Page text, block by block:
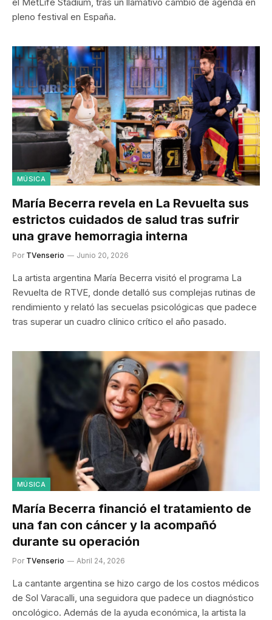
pleno festival en España.
MÚSICA
María Becerra revela en La Revuelta sus
estrictos cuidados de salud tras sufrir
una grave hemorragia interna
Por TVenserio Junio 20, 2026
La artista argentina María Becerra visitó el programa La
Revuelta de RTVE, donde detalló sus complejas rutinas de
rendimiento y relató las secuelas psicológicas que padece
tras superar un cuadro clínico crítico el año pasado.
MÚSICA
María Becerra financió el tratamiento de
una fan con cáncer y la acompañó
durante su operación
Por TVenserio Abril 24, 2026
La cantante argentina se hizo cargo de los costos médicos
de Sol Varacalli, una seguidora que padece un diagnóstico
oncológico. Además de la ayuda económica, la artista la